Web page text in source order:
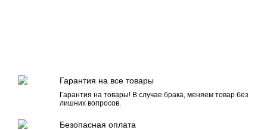
Гарантия на все товары
Гарантия на товары! В случае брака, меняем товар без
лишних вопросов.
Безопасная оплата